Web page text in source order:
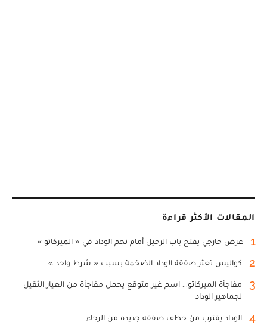
المقالات الأكثر قراءة
1 عرض خارجي يفتح باب الرحيل أمام نجم الوداد في « الميركاتو »
2 كواليس تعثر صفقة الوداد الضخمة بسبب « شرط واحد »
3
مفاجأة الميركاتو... اسم غير متوقع يحمل مفاجأة من العيار الثقيل
لجماهير الوداد
4 الوداد يقترب من خطف صفقة جديدة من الرجاء